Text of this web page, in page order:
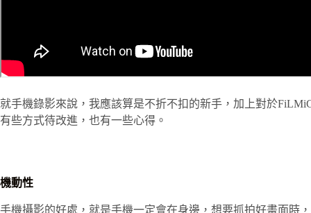
就手機錄影來說，我應該算是不折不扣的新手，加上對於
有些方式待改進，也有一些心得。
機動性
手機攝影的好處，就是手機一定會在身邊，想要抓拍好畫面時